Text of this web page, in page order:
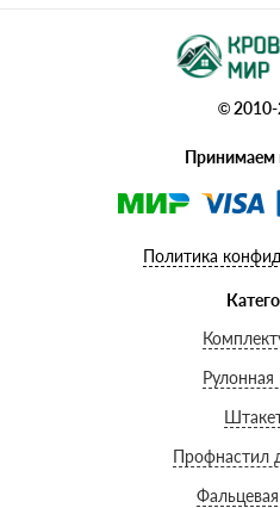
©
Принимаем
Политика
Рулонная
Профнастил